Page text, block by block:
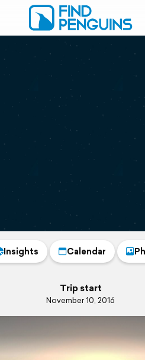
Insights Calendar
Trip start
November 10, 2016